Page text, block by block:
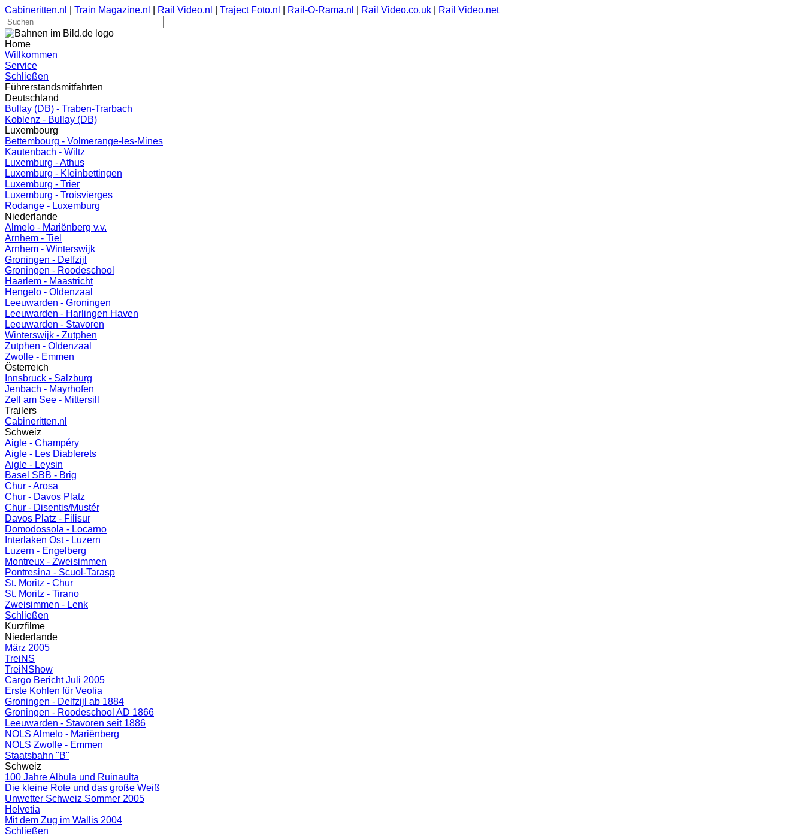
Cabineritten.nl Train Magazine.nl Rail Video.nl Traject Foto.nl Rail-O-Rama.nl Rail Video.co.uk Rail Video.net
Home
Willkommen
Service
Schließen
Führerstandsmitfahrten
Deutschland
Bullay (DB) - Traben-Trarbach
Koblenz - Bullay (DB)
Luxembourg
Bettembourg - Volmerange-les-Mines
Kautenbach - Wiltz
Luxemburg - Athus
Luxemburg - Kleinbettingen
Luxemburg - Trier
Luxemburg - Troisvierges
Rodange - Luxemburg
Niederlande
Almelo - Mariënberg v.v.
Arnhem - Tiel
Arnhem - Winterswijk
Groningen - Delfzijl
Groningen - Roodeschool
Haarlem - Maastricht
Hengelo - Oldenzaal
Leeuwarden - Groningen
Leeuwarden - Harlingen Haven
Leeuwarden - Stavoren
Winterswijk - Zutphen
Zutphen - Oldenzaal
Zwolle - Emmen
Österreich
Innsbruck - Salzburg
Jenbach - Mayrhofen
Zell am See - Mittersill
Trailers
Cabineritten.nl
Schweiz
Aigle - Champéry
Aigle - Les Diablerets
Aigle - Leysin
Basel SBB - Brig
Chur - Arosa
Chur - Davos Platz
Chur - Disentis/Mustér
Davos Platz - Filisur
Domodossola - Locarno
Interlaken Ost - Luzern
Luzern - Engelberg
Montreux - Zweisimmen
Pontresina - Scuol-Tarasp
St. Moritz - Chur
St. Moritz - Tirano
Zweisimmen - Lenk
Schließen
Kurzfilme
Niederlande
März 2005
TreiNS
TreiNShow
Cargo Bericht Juli 2005
Erste Kohlen für Veolia
Groningen - Delfzijl ab 1884
Groningen - Roodeschool AD 1866
Leeuwarden - Stavoren seit 1886
NOLS Almelo - Mariënberg
NOLS Zwolle - Emmen
Staatsbahn "B"
Schweiz
100 Jahre Albula und Ruinaulta
Die kleine Rote und das große Weiß
Unwetter Schweiz Sommer 2005
Helvetia
Mit dem Zug im Wallis 2004
Schließen